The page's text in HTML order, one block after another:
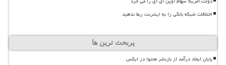
اختلالات شبکه بانکی را به اینترنت ربط ندهید
پربحث ترین ها
پایان ایجاد درآمد از بازنشر محتوا در ایکس